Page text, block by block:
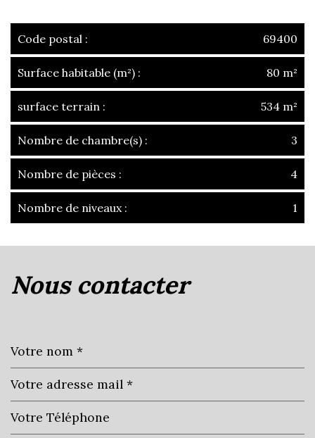
Code postal : 69400
Surface habitable (m²) : 80 m²
surface terrain : 534 m²
Nombre de chambre(s) : 3
Nombre de pièces : 4
Nombre de niveaux : 1
nous contacter